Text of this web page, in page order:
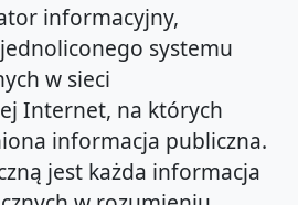
informacyjny,
systemu
w sieci
Internet, na których
informacja publiczna.
jest każda informacja